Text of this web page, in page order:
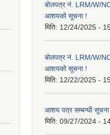
बोलपत्र नं. LRM/W/
आशयको सूचना !
मिति: 12/24/2025 -
बोलपत्र नं. LRM/W/
आशयको सूचना !
मिति: 12/22/2025 -
आशय पत्र सम्बन्धी सूचना
मिति: 09/27/2024 -